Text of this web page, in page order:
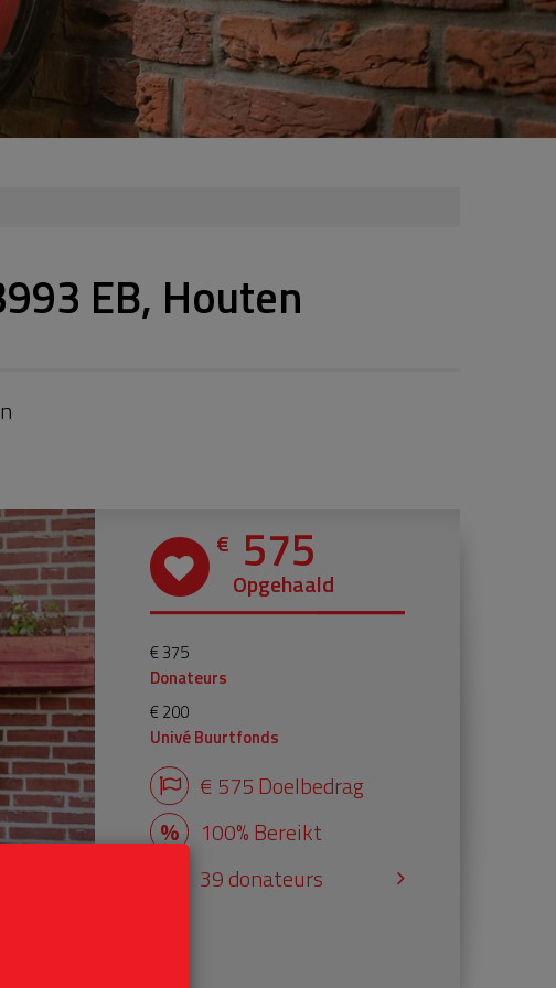
EB, Houten
€ 575
Opgehaald
€ 375
Donateurs
€ 200
Univé Buurtfonds
€ 575 Doelbedrag
100% Bereikt
39 donateurs